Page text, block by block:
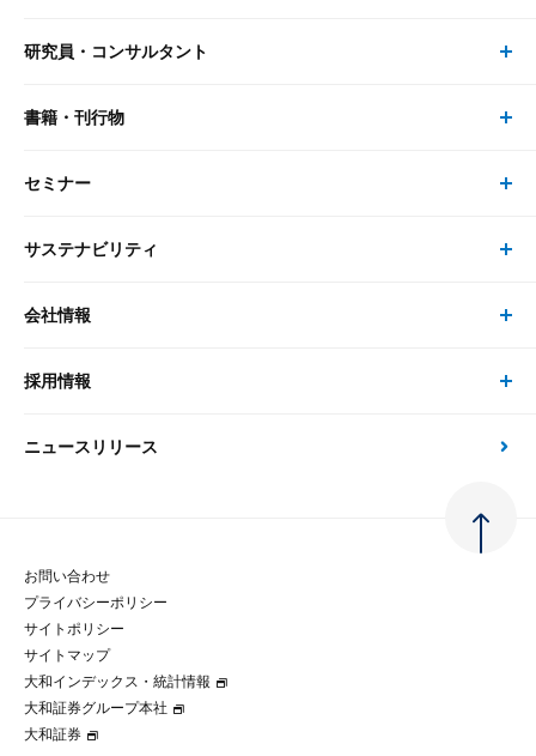
リサーチ
大和総研の強み
先端テクノロジーに基づく新たな価値の創出
レポート・コラム トップ
最新のレポート・コラム
政策分析
金融経済教育等
コラム
研究員・コンサルタント
研究員・コンサルタント トップ
研究員
書籍・刊行物
書籍・刊行物 トップ
書籍
セミナー
セミナー トップ
現在受付中のセミナー・イベント
サステナビリティ
サステナビリティの取り組み
次世代社会への貢献
マルチステークホルダー方針
パートナーシップ構築宣言
会社情報
会社情報 トップ
会社概要・役員一覧
大和総研の歩み
グループ会社
採用情報
採用情報 トップ
経験者採用
ニュースリリース
お問い合わせ
プライバシーポリシー
サイトポリシー
サイトマップ
大和インデックス・統計情報
大和証券グループ本社
大和証券